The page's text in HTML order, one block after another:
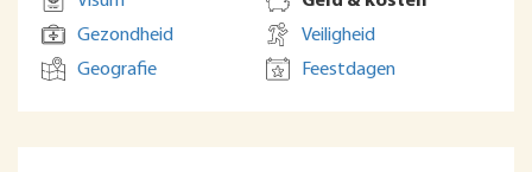
Gezondheid
Geografie
Veiligheid
Feestdagen